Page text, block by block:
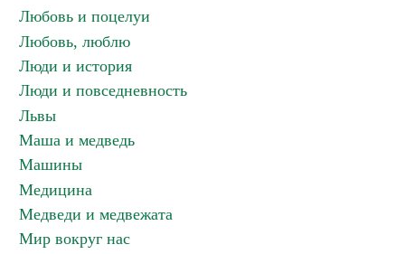
Любовь и поцелуи
Любовь, люблю
Люди и история
Люди и повседневность
Львы
Маша и медведь
Машины
Медицина
Медведи и медвежата
Мир вокруг нас